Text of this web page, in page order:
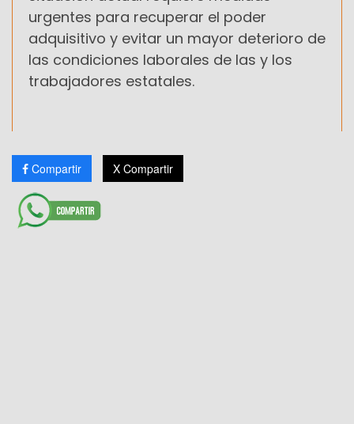
urgentes para recuperar el poder
adquisitivo y evitar un mayor deterioro de
las condiciones laborales de las y los
trabajadores estatales.
Compartir X Compartir